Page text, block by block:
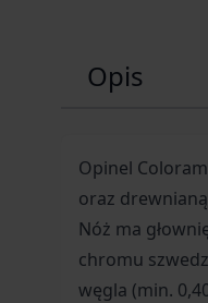
Opis
Opinel
oraz
Nóż ma
chromu
węgla (min.